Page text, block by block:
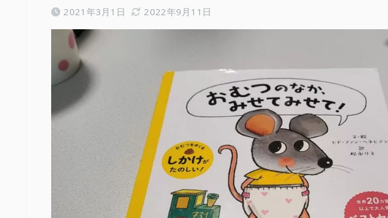
2021年3月1日 2022年9月11日